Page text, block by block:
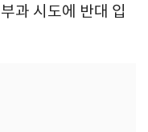
과 시도에 반대 입